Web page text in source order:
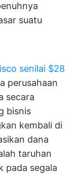
suatu
senilai $28
perusahaan
secara
bisnis
kembali di
dana
taruhan
pada segala